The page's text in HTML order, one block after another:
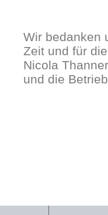
Wir bedanken
Zeit und für
Nicola
und die